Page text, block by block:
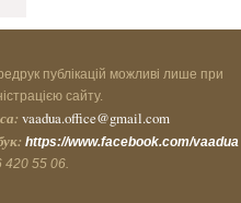
публікацій можливі лише при
сайту.
vaadua.office@gmail.com
https://www.facebook.com/vaadua
420 55 06.